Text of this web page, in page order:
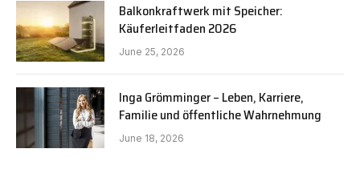
Balkonkraftwerk mit Speicher:
Käuferleitfaden 2026
June 25, 2026
Inga Grömminger – Leben, Karriere,
Familie und öffentliche Wahrnehmung
June 18, 2026